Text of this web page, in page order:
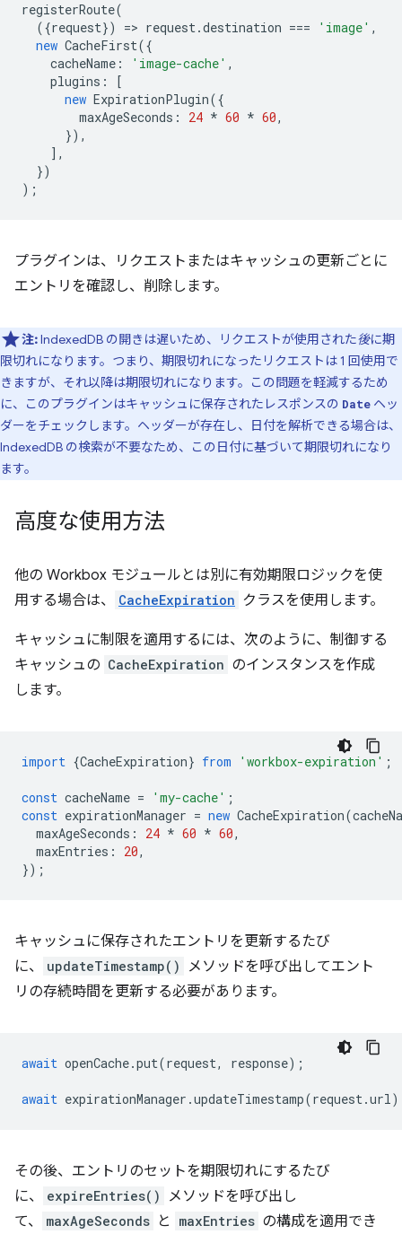
registerRoute(
({request}) => request.destination === 'image' ,
new CacheFirst({
cacheName : 'image-cache' ,
plugins :
[
new ExpirationPlugin({
maxAgeSeconds : 24 * 60 * 60,
}),
],
})
);
プラグインは、リクエストまたはキャッシュの更新ごとに
エントリを確認し、削除します。
注:IndexedDB の開きは遅いため、リクエストが使用された後に期
限切れになります。つまり、期限切れになったリクエストは 1 回使用で
きますが、それ以降は期限切れになります。この問題を軽減するため
に、このプラグインはキャッシュに保存されたレスポンスの Date ヘッ
ダーをチェックします。ヘッダーが存在し、日付を解析できる場合は、
IndexedDB の検索が不要なため、この日付に基づいて期限切れになり
ます。
高度な使用方法
他の Workbox モジュールとは別に有効期限ロジックを使
用する場合は、
CacheExpiration クラスを使用します。
キャッシュに制限を適用するには、次のように、制御する
キャッシュの CacheExpiration のインスタンスを作成
します。
import {CacheExpiration} from 'workbox-expiration' ;
const cacheName = 'my-cache' ;
const expirationManager = new CacheExpiration(
maxAgeSeconds : 24 * 60 * 60,
maxEntries : 20,
});
キャッシュに保存されたエントリを更新するたび
に、
updateTimestamp()
メソッドを呼び出してエント
リの存続時間を更新する必要があります。
await openCache.put(request, response);
await expirationManager .updateTimestamp(request.url
その後、エントリのセットを期限切れにするたび
に、
expireEntries()
メソッドを呼び出し
て、
maxAgeSeconds と maxEntries の構成を適用でき